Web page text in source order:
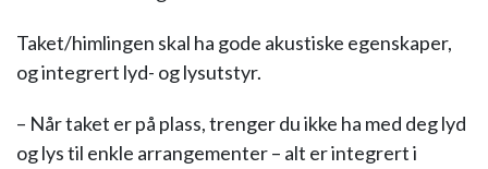
Taket/himlingen skal ha gode akustiske egenskaper,
og integrert lyd- og lysutstyr.
– Når taket er på plass, trenger du ikke ha med deg lyd
og lys til enkle arrangementer – alt er integrert i